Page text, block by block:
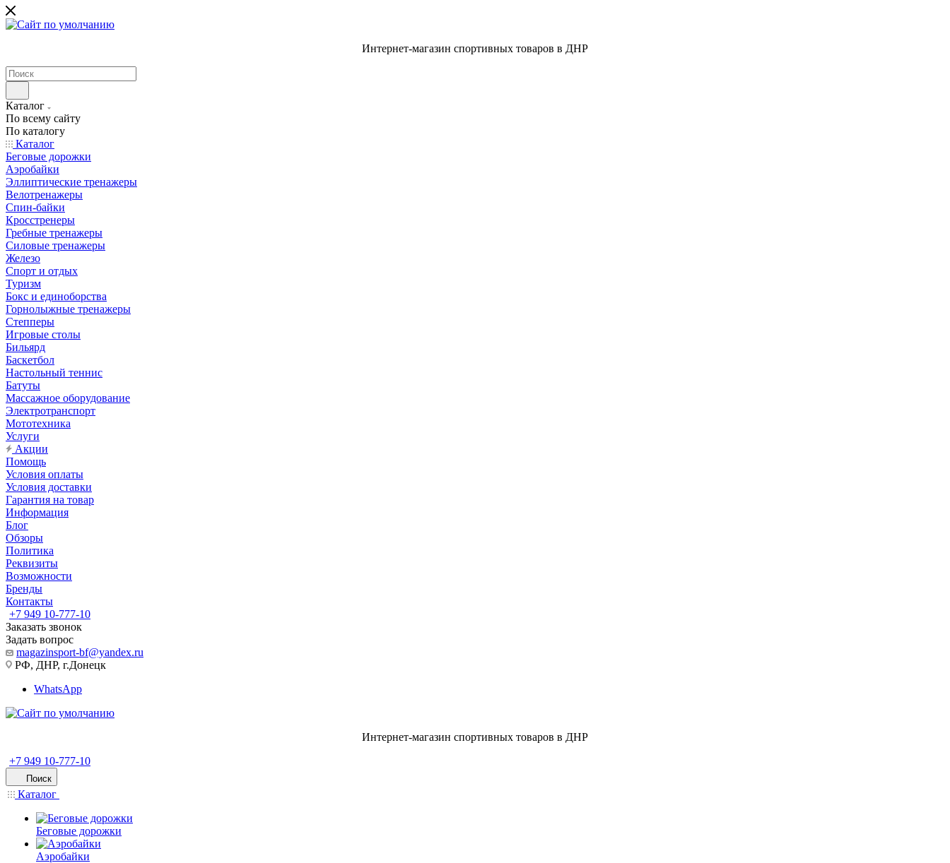
Интернет-магазин спортивных товаров в ДНР
Каталог
По всему сайту
По каталогу
Каталог
Беговые дорожки
Аэробайки
Эллиптические тренажеры
Велотренажеры
Спин-байки
Кросстренеры
Гребные тренажеры
Силовые тренажеры
Железо
Спорт и отдых
Туризм
Бокс и единоборства
Горнолыжные тренажеры
Степперы
Игровые столы
Бильярд
Баскетбол
Настольный теннис
Батуты
Массажное оборудование
Электротранспорт
Мототехника
Услуги
Акции
Помощь
Условия оплаты
Условия доставки
Гарантия на товар
Информация
Блог
Обзоры
Политика
Реквизиты
Возможности
Бренды
Контакты
+7 949 10-777-10
Заказать звонок
Задать вопрос
magazinsport-bf@yandex.ru
РФ, ДНР, г.Донецк
WhatsApp
Интернет-магазин спортивных товаров в ДНР
+7 949 10-777-10
Поиск
Каталог
Беговые дорожки
Аэробайки